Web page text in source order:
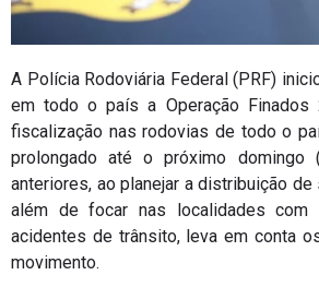
A Polícia Rodoviária Federal (PRF)
em todo o país a Operação Finados
fiscalização nas rodovias de todo o
prolongado até o próximo domingo
anteriores, ao planejar a distribuição de
além de focar nas localidades com
acidentes de trânsito, leva em conta
movimento.